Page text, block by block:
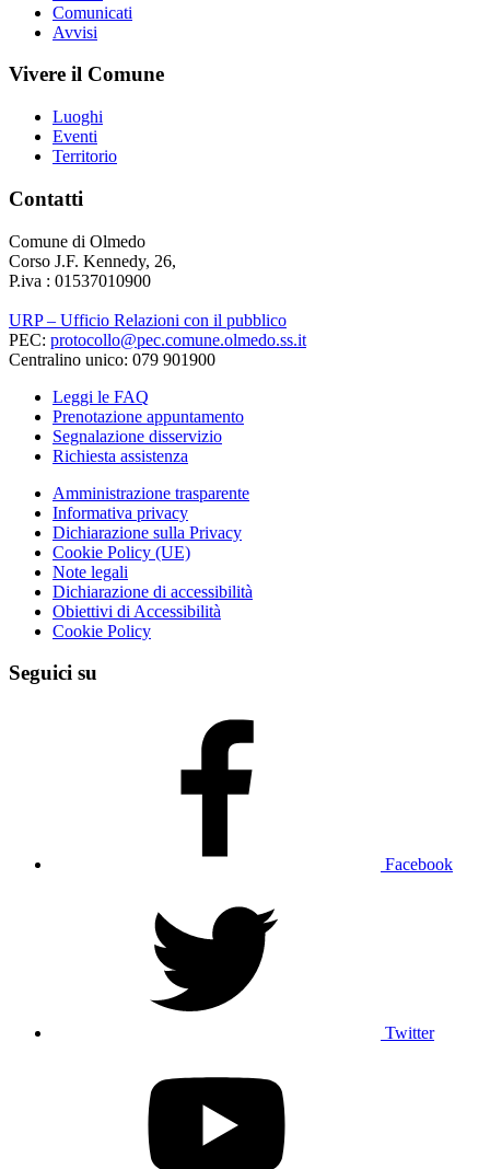
Comunicati
Avvisi
Vivere il Comune
Luoghi
Eventi
Territorio
Contatti
Comune di Olmedo
Corso J.F. Kennedy, 26,
P.iva : 01537010900
URP – Ufficio Relazioni con il pubblico
PEC: protocollo@pec.comune.olmedo.ss.it
Centralino unico: 079 901900
Leggi le FAQ
Prenotazione appuntamento
Segnalazione disservizio
Richiesta assistenza
Amministrazione trasparente
Informativa privacy
Dichiarazione sulla Privacy
Cookie Policy (UE)
Note legali
Dichiarazione di accessibilità
Obiettivi di Accessibilità
Cookie Policy
Seguici su
Facebook
Twitter